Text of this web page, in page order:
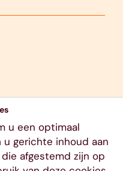
u een optimaal
gerichte inhoud aan
afgestemd zijn op